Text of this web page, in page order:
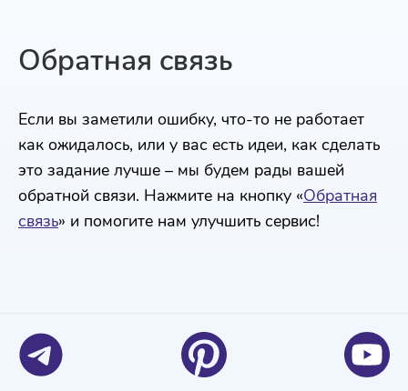
Обратная связь
Если вы заметили ошибку, что-то не работает
как ожидалось, или у вас есть идеи, как сделать
это задание лучше – мы будем рады вашей
обратной связи. Нажмите на кнопку «Обратная
связь» и помогите нам улучшить сервис!